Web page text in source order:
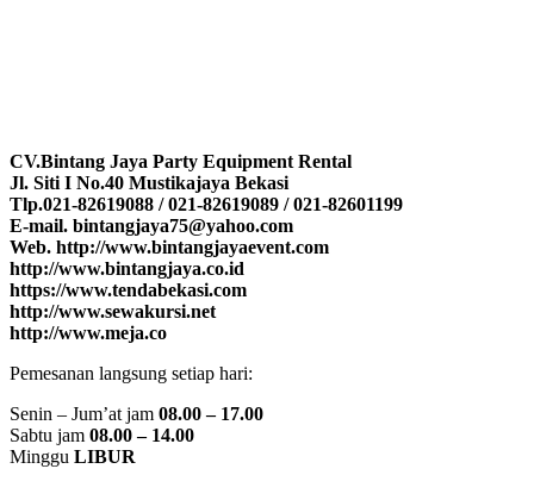
CV.Bintang Jaya Party Equipment Rental
Jl. Siti I No.40 Mustikajaya Bekasi
Tlp.021-82619088 / 021-82619089 / 021-82601199
E-mail. bintangjaya75@yahoo.com
Web. http://www.bintangjayaevent.com
http://www.bintangjaya.co.id
https://www.tendabekasi.com
http://www.sewakursi.net
http://www.meja.co
Pemesanan langsung setiap hari:
Senin – Jum’at jam 08.00 – 17.00
Sabtu jam 08.00 – 14.00
Minggu LIBUR